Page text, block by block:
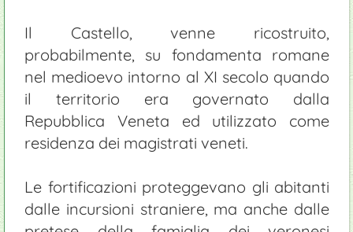
Il Castello, venne ricostruito,
probabilmente, su fondamenta romane
nel medioevo intorno al XI secolo quando
il territorio era governato dalla
Repubblica Veneta ed utilizzato come
residenza dei magistrati veneti.
Le fortificazioni proteggevano gli abitanti
dalle incursioni straniere, ma anche dalle